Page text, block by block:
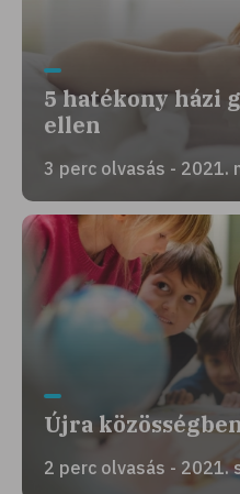
5 hatékony házi
ellen
3 perc olvasás - 2021.
Újra
2 perc olvasás - 2021.